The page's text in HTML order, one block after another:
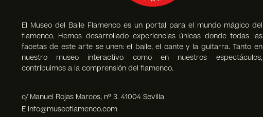
El Museo del Baile Flamenco es un portal para el mundo mágico del
flamenco. Hemos desarrollado experiencias únicas donde todas las
facetas de este arte se unen: el baile, el cante y la guitarra. Tanto en
nuestro museo interactivo como en nuestros espectáculos,
contribuimos a la comprensión del flamenco.
c/ Manuel Rojas Marcos, nº 3. 41004 Sevilla
E info@museoflamenco.com